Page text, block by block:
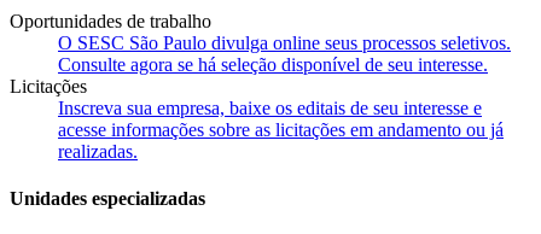
Oportunidades de trabalho
O SESC São Paulo divulga online seus processos seletivos.
Consulte agora se há seleção disponível de seu interesse.
Licitações
Inscreva sua empresa, baixe os editais de seu interesse e
acesse informações sobre as licitações em andamento ou já
realizadas.
Unidades especializadas